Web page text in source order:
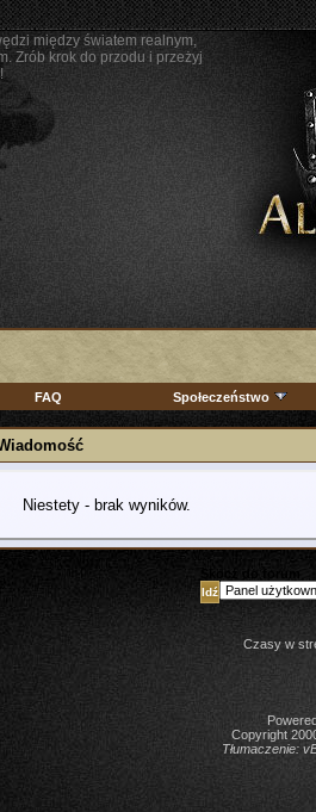
między światem realnym,
Zrób krok do przodu i przeżyj
FAQ Społeczeństwo
Niestety - brak wyników.
Skocz do forum
Czasy w
Copyright
Tłumaczenie: